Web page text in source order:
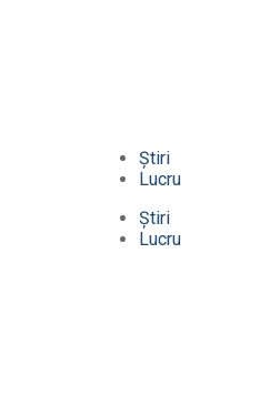
Știri
Lucru
Știri
Lucru